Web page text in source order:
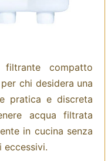
filtrante compatto
chi desidera una
pratica e discreta
acqua filtrata
in cucina senza
eccessivi.